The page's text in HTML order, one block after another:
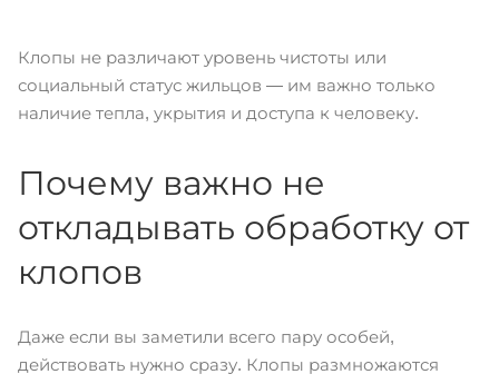
Клопы не различают уровень чистоты или
социальный статус жильцов — им важно только
наличие тепла, укрытия и доступа к человеку.
Почему важно не
откладывать обработку от
клопов
Даже если вы заметили всего пару особей,
действовать нужно сразу. Клопы размножаются